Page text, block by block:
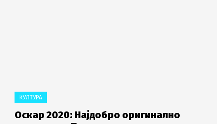
КУЛТУРА
Оскар 2020: Најдобро оригинално